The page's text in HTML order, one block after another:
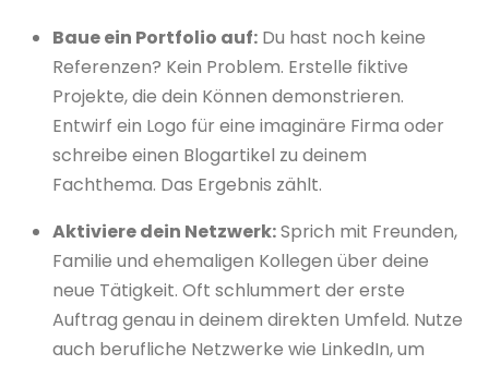
Baue ein Portfolio auf: Du hast noch keine
Referenzen? Kein Problem. Erstelle fiktive
Projekte, die dein Können demonstrieren.
Entwirf ein Logo für eine imaginäre Firma oder
schreibe einen Blogartikel zu deinem
Fachthema. Das Ergebnis zählt.
Aktiviere dein Netzwerk:Sprich mit Freunden,
Familie und ehemaligen Kollegen über deine
neue Tätigkeit. Oft schlummert der erste
Auftrag genau in deinem direkten Umfeld. Nutze
auch berufliche Netzwerke wie LinkedIn, um